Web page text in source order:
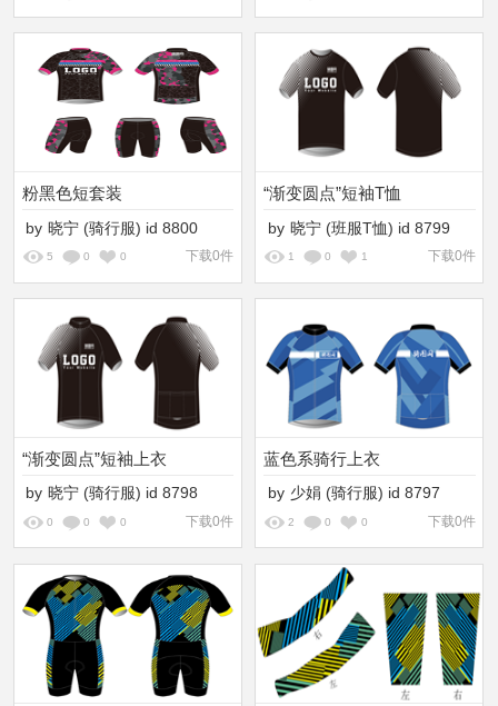
粉黑色短套装
by 晓宁 (骑行服) id 8800
5 0 0 下载0件
“渐变圆点”短袖T恤
by 晓宁 (班服T恤) id 8799
1 0 1 下载0件
“渐变圆点”短袖上衣
by 晓宁 (骑行服) id 8798
0 0 0 下载0件
蓝色系骑行上衣
by 少娟 (骑行服) id 8797
2 0 0 下载0件